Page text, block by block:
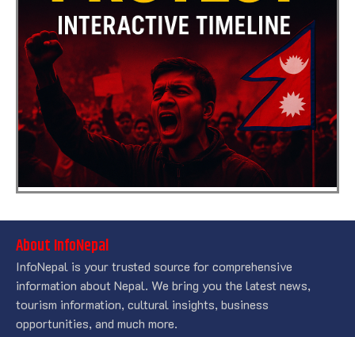
About InfoNepal
InfoNepal is your trusted source for comprehensive
information about Nepal. We bring you the latest news,
tourism information, cultural insights, business
opportunities, and much more.